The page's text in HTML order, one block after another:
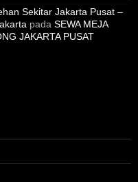
Sekitar Jakarta Pusat –
pada SEWA MEJA
JAKARTA PUSAT